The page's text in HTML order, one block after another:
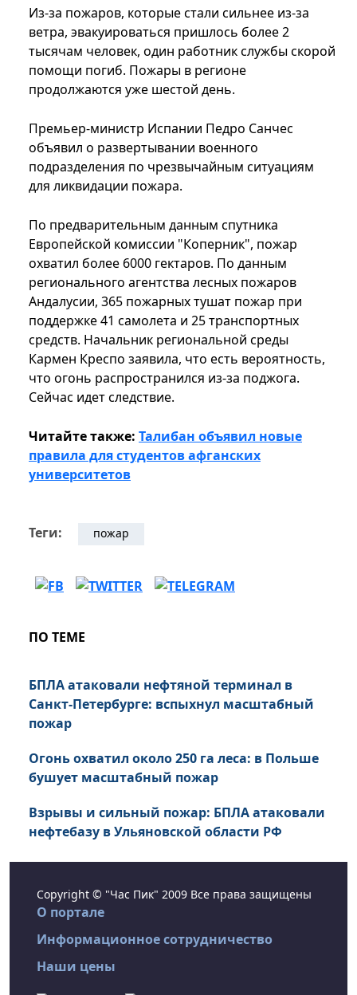
Из-за пожаров, которые стали сильнее из-за
ветра, эвакуироваться пришлось более 2
тысячам человек, один работник службы скорой
помощи погиб. Пожары в регионе
продолжаются уже шестой день.
Премьер-министр Испании Педро Санчес
объявил о развертывании военного
подразделения по чрезвычайным ситуациям
для ликвидации пожара.
По предварительным данным спутника
Европейской комиссии "Коперник", пожар
охватил более 6000 гектаров. По данным
регионального агентства лесных пожаров
Андалусии, 365 пожарных тушат пожар при
поддержке 41 самолета и 25 транспортных
средств. Начальник региональной среды
Кармен Креспо заявила, что есть вероятность,
что огонь распространился из-за поджога.
Сейчас идет следствие.
Читайте также: Талибан объявил новые
правила для студентов афганских
университетов
Теги: пожар
ПО ТЕМЕ
БПЛА атаковали нефтяной терминал в
Санкт-Петербурге: вспыхнул масштабный
пожар
Огонь охватил около 250 га леса: в Польше
бушует масштабный пожар
Взрывы и сильный пожар: БПЛА атаковали
нефтебазу в Ульяновской области РФ
Copyright © "Час Пик" 2009 Все права защищены
О портале
Информационное сотрудничество
Наши цены